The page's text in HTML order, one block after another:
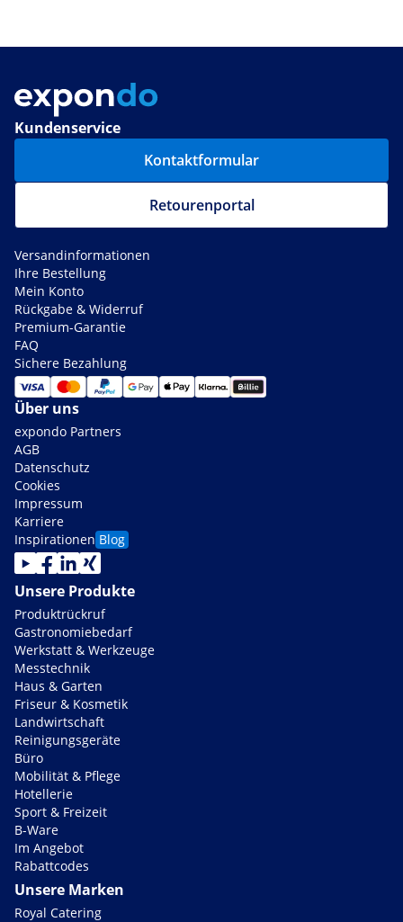
Kundenservice
Kontaktformular
Retourenportal
Versandinformationen
Ihre Bestellung
Mein Konto
Rückgabe & Widerruf
Premium-Garantie
FAQ
Sichere Bezahlung
Über uns
expondo Partners
AGB
Datenschutz
Cookies
Impressum
Karriere
Inspirationen Blog
Unsere Produkte
Produktrückruf
Gastronomiebedarf
Werkstatt & Werkzeuge
Messtechnik
Haus & Garten
Friseur & Kosmetik
Landwirtschaft
Reinigungsgeräte
Büro
Mobilität & Pflege
Hotellerie
Sport & Freizeit
B-Ware
Im Angebot
Rabattcodes
Unsere Marken
Royal Catering